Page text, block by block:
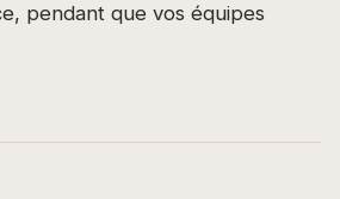
pendant que vos équipes